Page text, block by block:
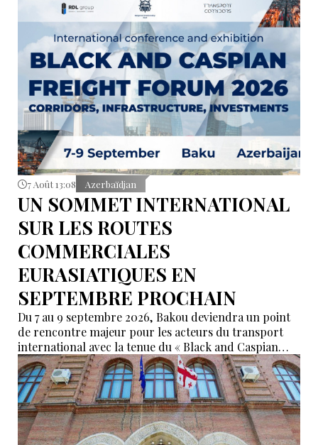
7 Août 13:08 Azerbaïdjan
UN SOMMET INTERNATIONAL
SUR LES ROUTES
COMMERCIALES
EURASIATIQUES EN
SEPTEMBRE PROCHAIN
Du 7 au 9 septembre 2026, Bakou deviendra un point
de rencontre majeur pour les acteurs du transport
international avec la tenue du « Black and Caspian
Freight Forum 2026 ». L’événement réunira des
représentants des ports, du transport maritime, du
ferroviaire, de la logistique et des institutions
financières afin de discuter de l’avenir des corridors
reliant l’Asie, la mer Caspienne, la région de la mer
Noire et l’Europe.